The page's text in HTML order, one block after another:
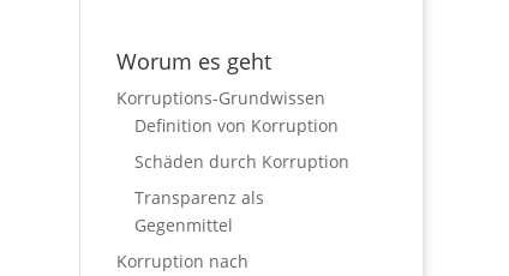
Worum es geht
Korruptions-Grundwissen
Definition von Korruption
Schäden durch Korruption
Transparenz als
Gegenmittel
Korruption nach